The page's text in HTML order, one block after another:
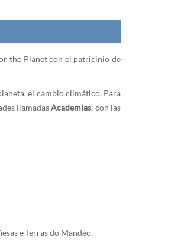
the Planet con el patricinio de
el cambio climático. Para
llamadasAcademias, con las
e Terras do Mandeo.